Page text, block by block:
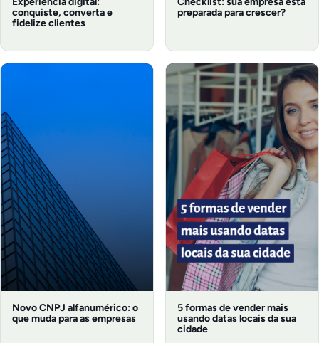
conquiste, converta e
fidelize clientes
preparada para crescer?
Novo CNPJ alfanumérico: o
que muda para as empresas
5 formas de vender mais
usando datas locais da sua
cidade